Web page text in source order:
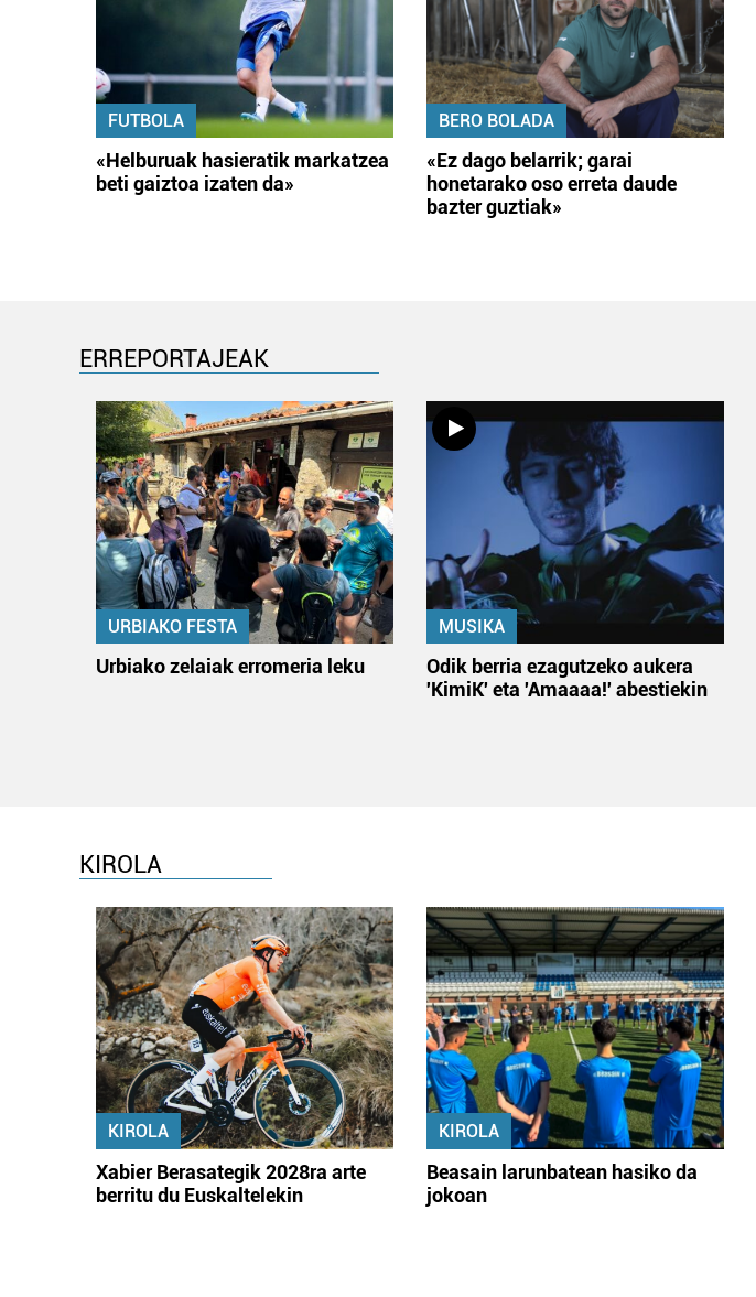
FUTBOLA
«Helburuak hasieratik markatzea
beti gaiztoa izaten da»
BERO BOLADA
«Ez dago belarrik; garai
honetarako oso erreta daude
bazter guztiak»
ERREPORTAJEAK
URBIAKO FESTA
Urbiako zelaiak erromeria leku
MUSIKA
Odik berria ezagutzeko aukera
'KimiK' eta 'Amaaaa!' abestiekin
KIROLA
KIROLA
Xabier Berasategik 2028ra arte
berritu du Euskaltelekin
KIROLA
Beasain larunbatean hasiko da
jokoan